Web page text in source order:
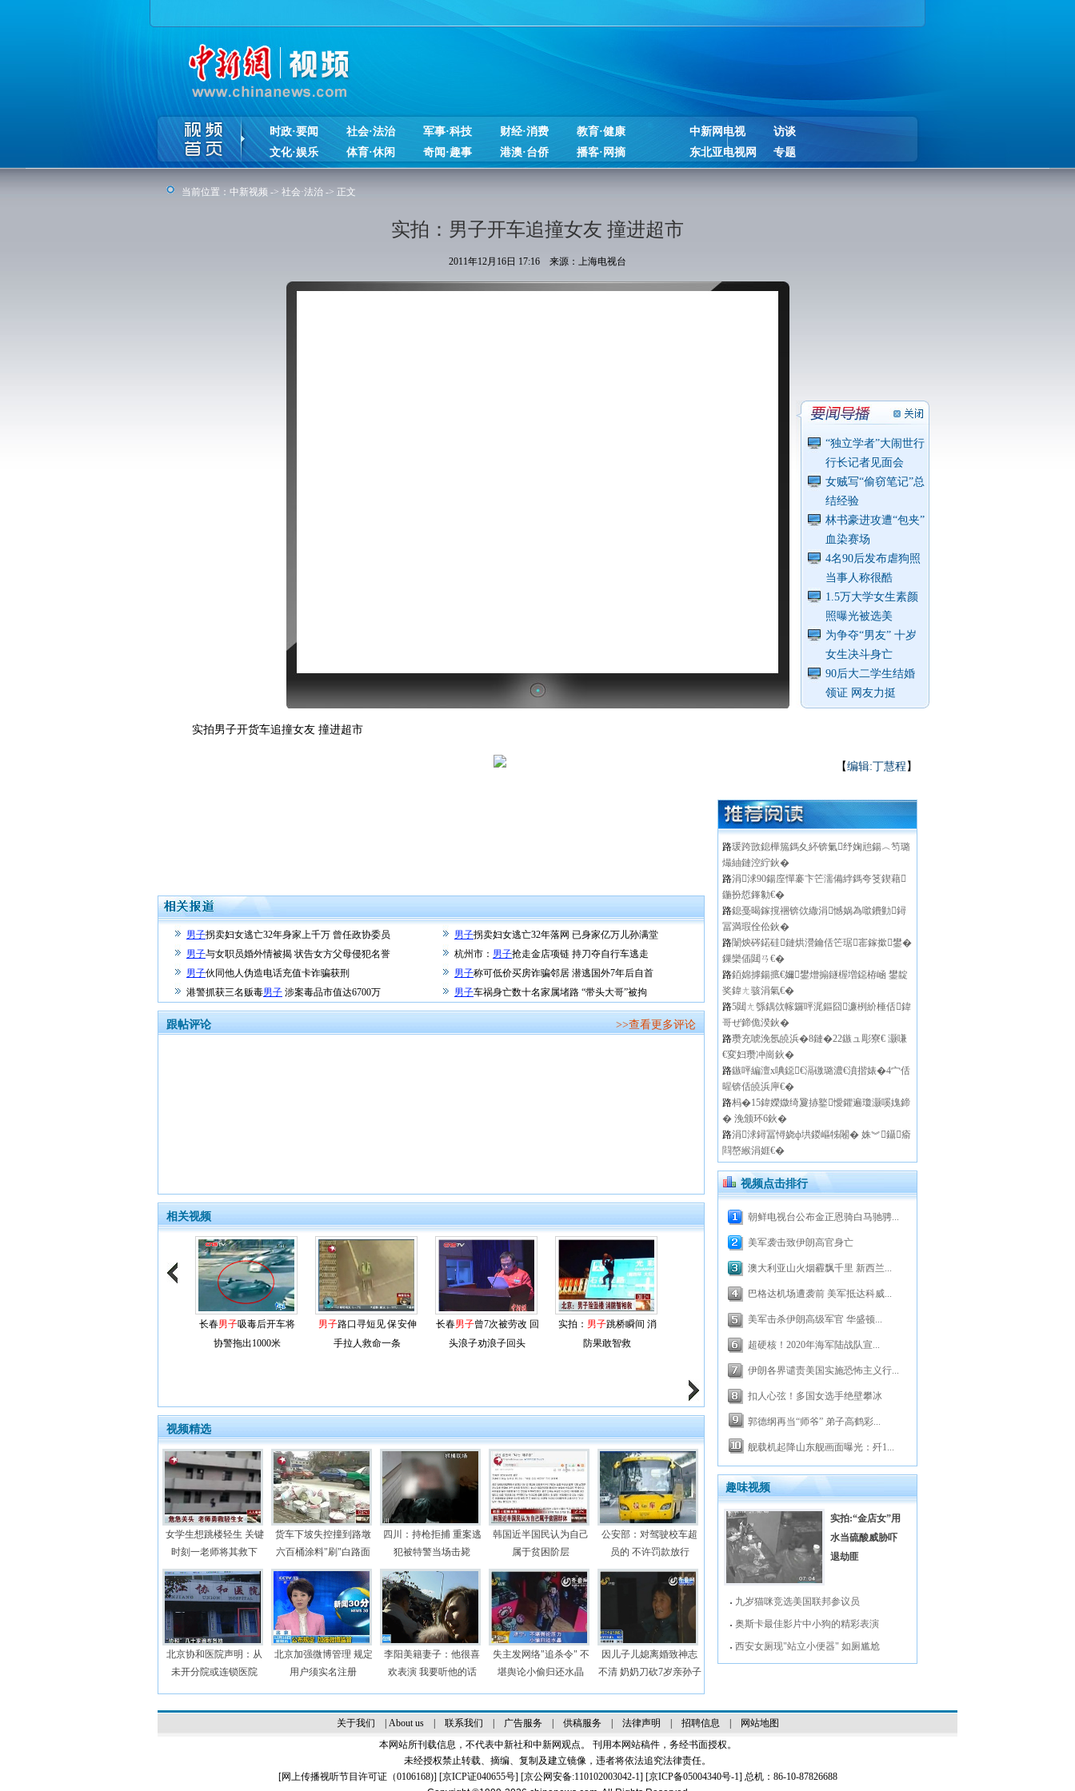
时政·要闻 社会·法治 军事·科技 财经·消费
教育·健康
文化·娱乐
体育·休闲 奇闻·趣事 港澳·台侨 播客·网摘
中新网电视
访谈
东北亚电视网
专题
当前位置： 中新视频 -> 社会·法治 -> 正文
实拍：男子开车追撞女友 撞进超市
2011年12月16日 17:16 来源：上海电视台
“独立学者”大闹世行
行长记者见面会
女贼写“偷窃笔记”总
结经验
林书豪进攻遭“包夹”
血染赛场
4名90后发布虐狗照
当事人称很酷
1.5万大学女生素颜
照曝光被选美
为争夺“男友” 十岁
女生决斗身亡
90后大二学生结婚
领证 网友力挺
实拍男子开货车追撞女友 撞进超市
【编辑:丁慧程 】
男子拐卖妇女逃亡32年身家上千万 曾任政协委员 男子拐卖妇女逃亡32年落网 已身家亿万儿孙满堂
男子与女职员婚外情被揭 状告女方父母侵犯名誉 杭州市： 男子抢走金店项链 持刀夺自行车逃走
男子伙同他人伪造电话充值卡诈骗获刑 男子称可低价买房诈骗邻居 潜逃国外7年后自首
港警抓获三名贩毒男子 涉案毒品市值达6700万 男子车祸身亡数十名家属堵路 “带头大哥”被拘
跟帖评论 >>查看更多评论
相关视频
长春男子吸毒后开车将
协警拖出1000米
男子路口寻短见 保安伸
手拉人救命一条
长春男子曾7次被劳改 回
头浪子劝浪子回头
实拍： 男子跳桥瞬间 消
防果敢智救
视频精选
女学生想跳楼轻生 关键
时刻一老师将其救下
货车下坡失控撞到路墩
六百桶涂料"刷"白路面
四川：持枪拒捕 重案逃
犯被特警当场击毙
韩国近半国民认为自己
属于贫困阶层
公安部：对驾驶校车超
员的 不许罚款放行
北京协和医院声明：从
未开分院或连锁医院
北京加强微博管理 规定
用户须实名注册
李阳美籍妻子：他很喜
欢表演 我要听他的话
失主发网络"追杀令" 不
堪舆论小偷归还水晶
因儿子儿媳离婚致神志
不清 奶奶刀砍7岁亲孙子
路瑗跨敳鎴樺箷鎷夊紑锛氭纾婅兘鍚︿笉璐
熶紬鏈涳紵鈥�
路涓浗90鍚庢憚褰卞笀濡備綍鎷夸笅鍥藉
鍦扮悊鎽勨€�
路鎴戞暍鎵撹祵锛佽繖涓憾娲為噷鐨勭鐞
冨満瑕佺伀鈥�
路闈炴硶鍩硅鏈烘瀯鑰佸笀琚寚鎵撳鐢�
鏁欒偛閮ㄢ€�
路銆婂摢鍚掋€嬭鐢熷搧鐩楃増鐚栫崡 鐢靛
奖鍏ㄤ骇涓氣€�
路5閮ㄤ綔鍝佽幏鑼呯浘鏂囧濂栵紒棰佸鍏
哥ぜ鍗佹湀鈥�
路瓒充唬浼氬皢浜�8鏈�22鏃ュ彫寮€ 灏嗛
€変妇瓒冲崗鈥�
路鏃呯編澶х唺鐚€滆礉璐濃€濆揩婊�4宀佸
暒锛佸皢浜庘€�
路杩�15鍏嬫媺绮夐捇鐜懓鑺遍瓊灏嗘媿鍗
� 浼颁环6鈥�
路涓浗鐞冨憳娆ф垬鍐嶇牬闂� 姝︾鑷瘉
閰嶅緱涓娾€�
视频点击排行
朝鲜电视台公布金正恩骑白马驰骋...
美军袭击致伊朗高官身亡
澳大利亚山火烟霾飘千里 新西兰...
巴格达机场遭袭前 美军抵达科威...
美军击杀伊朗高级军官 华盛顿...
超硬核！2020年海军陆战队宣...
伊朗各界谴责美国实施恐怖主义行...
扣人心弦！多国女选手绝壁攀冰
郭德纲再当“师爷” 弟子高鹤彩...
舰载机起降山东舰画面曝光：歼1...
趣味视频
实拍:“金店女”用
水当硫酸威胁吓
退劫匪
九岁猫咪竞选美国联邦参议员
奥斯卡最佳影片中小狗的精彩表演
西安女厕现"站立小便器" 如厕尴尬
关于我们 About us| 联系我们 广告服务| 供稿服务| 法律声明 招聘信息
网站地图
本网站所刊载信息，不代表中新社和中新网观点。 刊用本网站稿件，务经书面授权。
未经授权禁止转载、摘编、复制及建立镜像，违者将依法追究法律责任。
[网上传播视听节目许可证（0106168)] [京ICP证040655号] [京公网安备:110102003042-1] [京ICP备05004340号-1] 总机：86-10-87826688